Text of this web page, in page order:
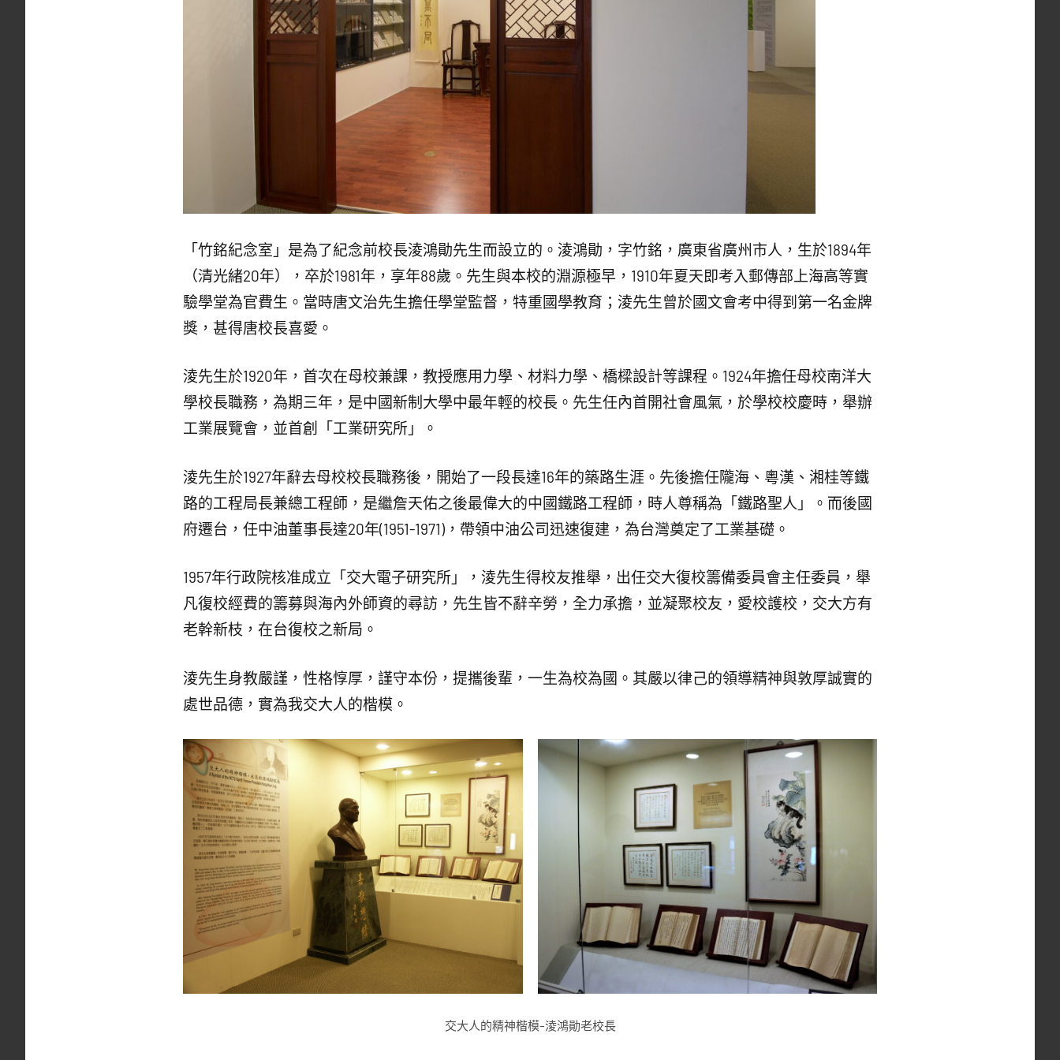
「竹銘紀念室」是為了紀念前校長淩鴻勛先生而設立的。淩鴻勛，字竹銘，廣東省廣州市人，生於1894年
（清光緒20年），卒於1981年，享年88歲。先生與本校的淵源極早，1910年夏天即考入郵傳部上海高等實
驗學堂為官費生。當時唐文治先生擔任學堂監督，特重國學教育；淩先生曾於國文會考中得到第一名金牌
獎，甚得唐校長喜愛。
淩先生於1920年，首次在母校兼課，教授應用力學、材料力學、橋樑設計等課程。1924年擔任母校南洋大
學校長職務，為期三年，是中國新制大學中最年輕的校長。先生任內首開社會風氣，於學校校慶時，舉辦
工業展覽會，並首創「工業研究所」。
淩先生於1927年辭去母校校長職務後，開始了一段長達16年的築路生涯。先後擔任隴海、粵漢、湘桂等鐵
路的工程局長兼總工程師，是繼詹天佑之後最偉大的中國鐵路工程師，時人尊稱為「鐵路聖人」。而後國
府遷台，任中油董事長達20年(1951-1971)，帶領中油公司迅速復建，為台灣奠定了工業基礎。
1957年行政院核准成立「交大電子研究所」，淩先生得校友推舉，出任交大復校籌備委員會主任委員，舉
凡復校經費的籌募與海內外師資的尋訪，先生皆不辭辛勞，全力承擔，並凝聚校友，愛校護校，交大方有
老幹新枝，在台復校之新局。
淩先生身教嚴謹，性格惇厚，謹守本份，提攜後輩，一生為校為國。其嚴以律己的領導精神與敦厚誠實的
處世品德，實為我交大人的楷模。
交大人的精神楷模–淩鴻勛老校長